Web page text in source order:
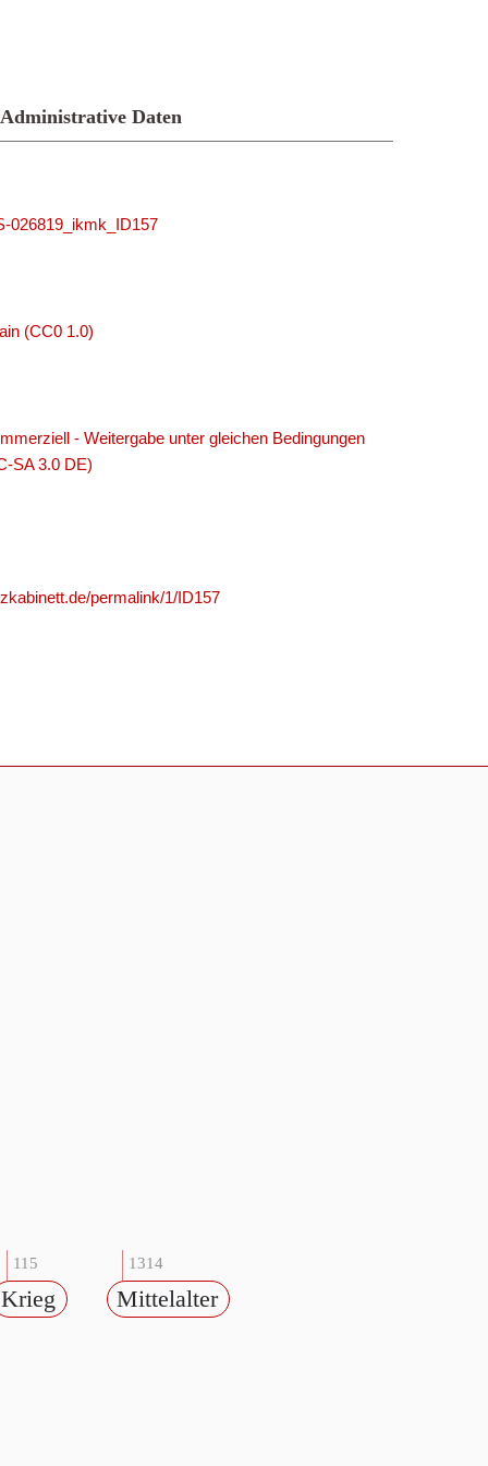
Administrative Daten
026819_ikmk_ID157
(CC0 1.0)
- Weitergabe unter gleichen Bedingungen
SA 3.0 DE)
permalink/1/ID157
115
Krieg
1314
Mittelalter